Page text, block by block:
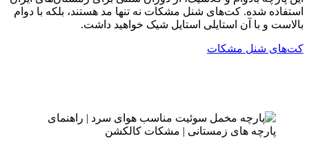
استفاده شده. کت‌های شنل مشکات نه تنها مد هستند، بلکه با دوام
بالاست و با آن استایلی استایل شیک خواهید داشت.
کت‌های شنل مشکات